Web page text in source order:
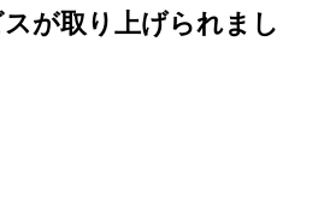
が取り上げられまし